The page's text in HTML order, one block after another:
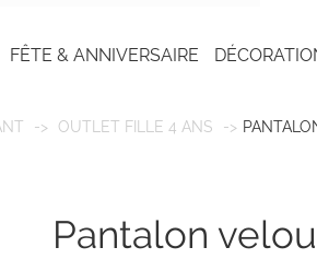
FÊTE & ANNIVERSAIRE
OUTLET FILLE 4 ANS
pantalon